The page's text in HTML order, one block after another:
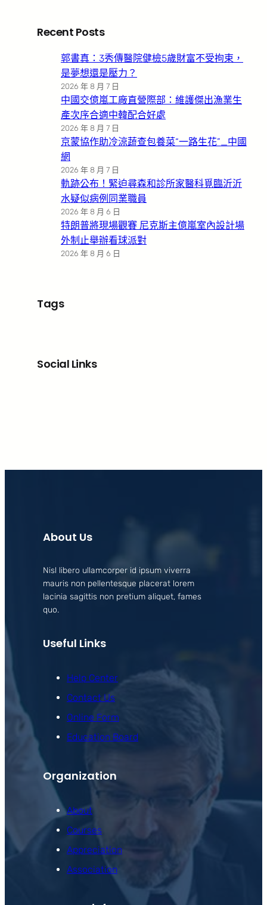
Recent Posts
郭書真：3秀傳醫院健檢5歲財富不受拘束，
是夢想還是壓力？
2026 年 8 月 7 日
中國交億嵐工廠直營際部：維護傑出漁業生
產次序合適中韓配合好處
2026 年 8 月 7 日
京蒙協作助冷涼蔬查包養菜“一路生花”_中國
網
2026 年 8 月 7 日
軌跡公布！緊迫尋森和診所家醫科覓臨沂沂
水疑似病例同業職員
2026 年 8 月 6 日
特朗普將現場觀賽 尼克斯主億嵐室內設計場
外制止舉辦看球派對
2026 年 8 月 6 日
Tags
Social Links
About Us
Nisl libero ullamcorper id ipsum viverra
mauris non pellentesque placerat lorem
lacinia sagittis non pretium aliquet, fames
quo.
Useful Links
Help Center
Contact Us
Online Form
Education Board
Organization
About
Courses
Appreciation
Association